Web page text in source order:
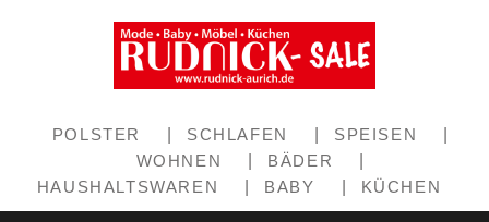
POLSTER SCHLAFEN SPEISEN
WOHNEN
BÄDER
HAUSHALTSWAREN
BABY KÜCHEN